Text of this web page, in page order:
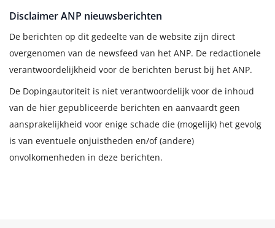
Disclaimer ANP nieuwsberichten
De berichten op dit gedeelte van de website zijn direct
overgenomen van de newsfeed van het ANP. De redactionele
verantwoordelijkheid voor de berichten berust bij het ANP.
De Dopingautoriteit is niet verantwoordelijk voor de inhoud
van de hier gepubliceerde berichten en aanvaardt geen
aansprakelijkheid voor enige schade die (mogelijk) het gevolg
is van eventuele onjuistheden en/of (andere)
onvolkomenheden in deze berichten.